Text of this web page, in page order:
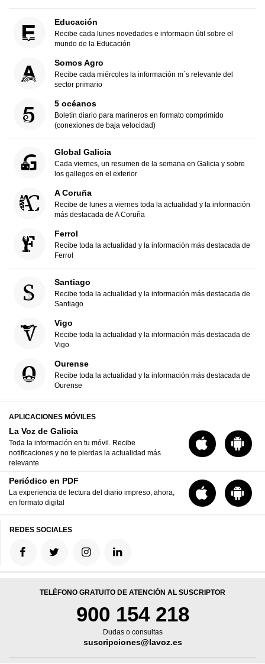
Educación
Recibe cada lunes novedades e informacin útil sobre el
mundo de la Educación
Somos Agro
Recibe cada miércoles la información m´s relevante del
sector primario
5 océanos
Boletín diario para marineros en formato comprimido
(conexiones de baja velocidad)
Global Galicia
Cada viernes, un resumen de la semana en Galicia y sobre
los gallegos en el exterior
A Coruña
Recibe de lunes a viernes toda la actualidad y la información
más destacada de A Coruña
Ferrol
Recibe toda la actualidad y la información más destacada de
Ferrol
Santiago
Recibe toda la actualidad y la información más destacada de
Santiago
Vigo
Recibe toda la actualidad y la información más destacada de
Vigo
Ourense
Recibe toda la actualidad y la información más destacada de
Ourense
APLICACIONES MÓVILES
La Voz de Galicia
Toda la información en tu móvil. Recibe
notificaciones y no te pierdas la actualidad más
relevante
Periódico en PDF
La experiencia de lectura del diario impreso, ahora,
en formato digital
REDES SOCIALES
TELÉFONO GRATUITO DE ATENCIÓN AL SUSCRIPTOR
900 154 218
Dudas o consultas
suscripciones@lavoz.es